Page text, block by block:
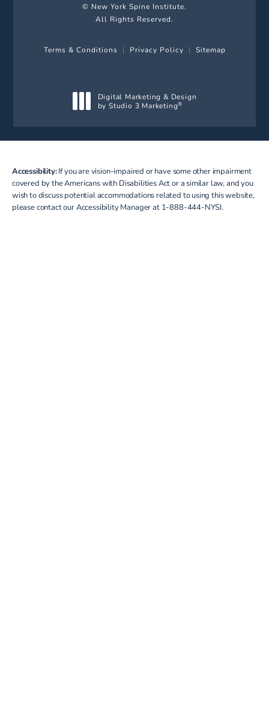
© New York Spine Institute.
All Rights Reserved.
Terms & Conditions Privacy Policy Sitemap
Digital Marketing & Design
by Studio 3 Marketing®
Accessibility:If you are vision-impaired or have some other impairment
covered by the Americans with Disabilities Act or a similar law, and you
wish to discuss potential accommodations related to using this website,
please contact our Accessibility Manager at 1-888-444-NYSI.